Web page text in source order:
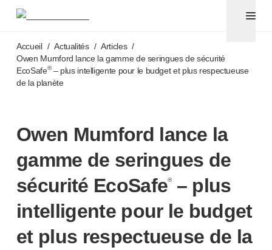
Aiguilles pour stylos et seringues avec aiguilles
®
Unifine Pentips
Unifine Pentips Plus
TriCare™
Aiguille de sécurité Unifine
Unistik
®
ShieldLock
VacuFlip
Tests auprès des patients
Unistik
3
Unistik®TinyTouch™
Autolet ®Plus
Accueil / Actualités / Articles /
Owen Mumford lance la gamme de seringues de sécurité
EcoSafe®– plus intelligente pour le budget et plus respectueuse
de la planète
Owen Mumford lance la
gamme de seringues de
sécurité EcoSafe®– plus
intelligente pour le budget
et plus respectueuse de la